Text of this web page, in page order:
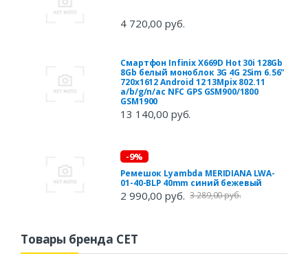
4 720,00 руб.
Смартфон Infinix X669D Hot 30i 128Gb
8Gb белый моноблок 3G 4G 2Sim 6.56"
720x1612 Android 12 13Mpix 802.11
a/b/g/n/ac NFC GPS GSM900/1800
GSM1900
13 140,00 руб.
-9%
Ремешок Lyambda MERIDIANA LWA-
01-40-BLP 40mm синий бежевый
2 990,00 руб. 3 289,00 руб.
Товары бренда CET